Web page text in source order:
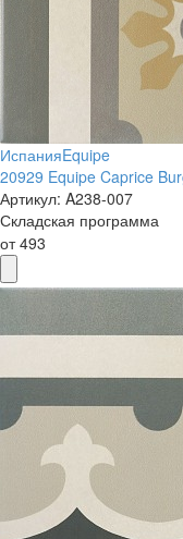
ИспанияEquipe
20929 Equipe Caprice
Артикул: A238-007
Складская программа
от493